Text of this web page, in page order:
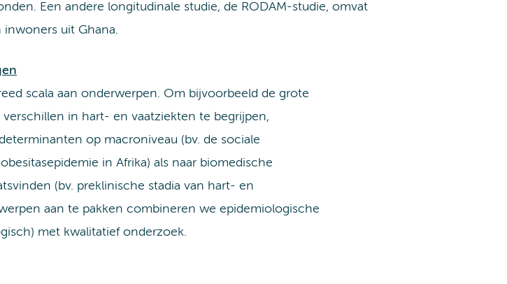
Een andere longitudinale studie, de RODAM-studie, omvat
uit Ghana.
scala aan onderwerpen. Om bijvoorbeeld de grote
in hart- en vaatziekten te begrijpen,
op macroniveau (bv. de sociale
in Afrika) als naar biomedische
(bv. preklinische stadia van hart- en
aan te pakken combineren we epidemiologische
met kwalitatief onderzoek.